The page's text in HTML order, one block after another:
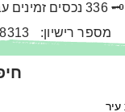
🗝️ 336 נכסים זמינים עבורך
מספר רישיון: